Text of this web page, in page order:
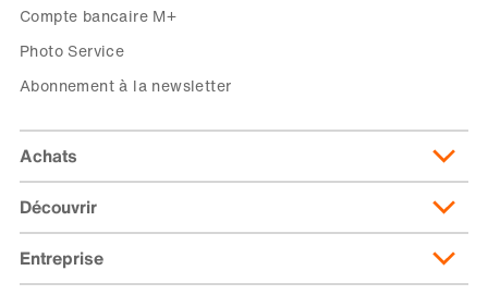
Compte bancaire M+
Photo Service
Abonnement à la newsletter
Achats
Livraison et frais de livraison
Abonnement de livraison
Moyens de paiement
Découvrir
Migusto
Entreprise